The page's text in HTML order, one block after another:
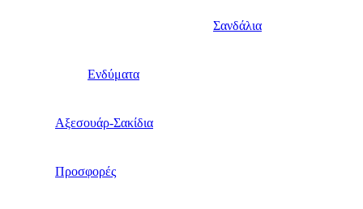
Σανδάλια
Ενδύματα
Αξεσουάρ-Σακίδια
Προσφορές